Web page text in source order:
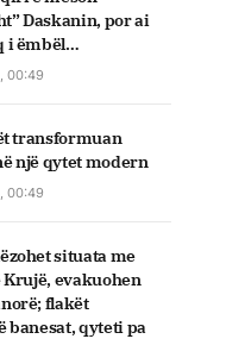
Daskanin, por ai
i ëmbël…
00:49
transformuan
një qytet modern
00:49
situata me
evakuohen
flakët
banesat, qyteti pa